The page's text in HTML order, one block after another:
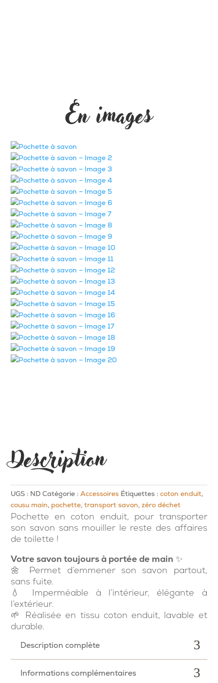
En images
Description
UGS : ND Catégorie :Accessoires Étiquettes :coton enduit,
cousu main, pochette,transport savon,zéro déchet
Pochette en coton enduit, pour transporter
son savon sans mouiller le reste des affaires
de toilette !
Votre savon toujours à portée de main ✨
🌼 Permet d’emmener son savon partout,
sans fuite.
💧 Imperméable à l’intérieur, élégante à
l’extérieur.
🌱 Réalisée en tissu coton enduit, lavable et
durable.
Description complète
Informations complémentaires